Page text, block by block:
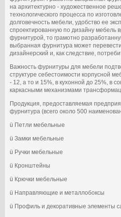
на архитектурно - художественное
технологического процесса по
долговечность мебели, удобство ее
спроектированную по дизайну мебель
фурнитурой, то грамотно
выбранная фурнитура может
дизайнерский и, как следствие,
Важность фурнитуры для мебели
структуре себестоимости корпусной
- 12, а то и 15%, в кухонной до 25%, в
каркасными механизмами
Продукция, предоставляемая
фурнитура (всего около 500
ü Петли мебельные
ü Замки мебельные
ü Ручки мебельные
ü Кронштейны
ü Крючки мебельные
ü Направляющие и металлобоксы
ü Профиль и декоративные элементы